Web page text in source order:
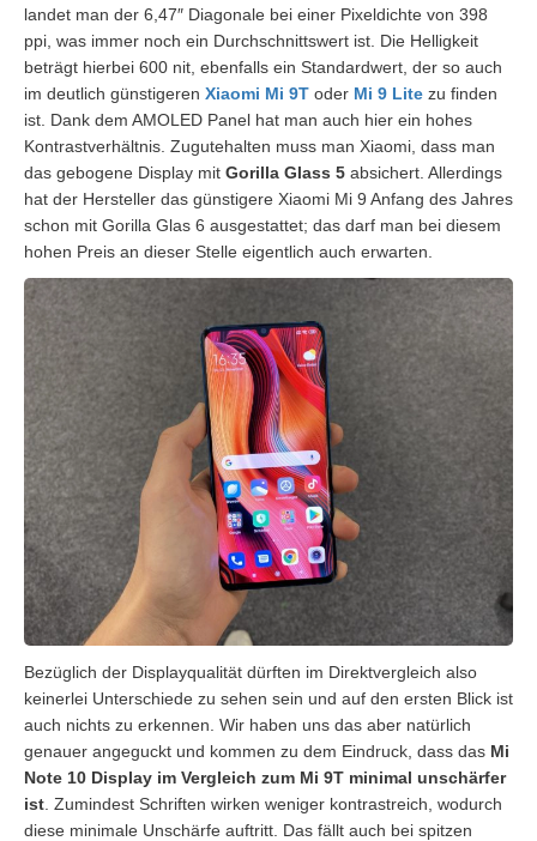
landet man der 6,47″ Diagonale bei einer Pixeldichte von 398
ppi, was immer noch ein Durchschnittswert ist. Die Helligkeit
beträgt hierbei 600 nit, ebenfalls ein Standardwert, der so auch
im deutlich günstigeren Xiaomi Mi 9T oder Mi 9 Lite zu finden
ist. Dank dem AMOLED Panel hat man auch hier ein hohes
Kontrastverhältnis. Zugutehalten muss man Xiaomi, dass man
das gebogene Display mit Gorilla Glass 5 absichert. Allerdings
hat der Hersteller das günstigere Xiaomi Mi 9 Anfang des Jahres
schon mit Gorilla Glas 6 ausgestattet; das darf man bei diesem
hohen Preis an dieser Stelle eigentlich auch erwarten.
Bezüglich der Displayqualität dürften im Direktvergleich also
keinerlei Unterschiede zu sehen sein und auf den ersten Blick ist
auch nichts zu erkennen. Wir haben uns das aber natürlich
genauer angeguckt und kommen zu dem Eindruck, dass das Mi
Note 10 Display im Vergleich zum Mi 9T minimal unschärfer
ist . Zumindest Schriften wirken weniger kontrastreich, wodurch
diese minimale Unschärfe auftritt. Das fällt auch bei spitzen